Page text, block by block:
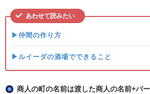
あわせて読みたい
▶仲間の作り方
▶ルイーダの酒場でできること
商人の町の名前は渡した商人の名前+バ